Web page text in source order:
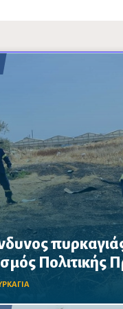
Πολιτικής
Προστασίας λόγω πολύ
Απαγορεύονται η χρήση